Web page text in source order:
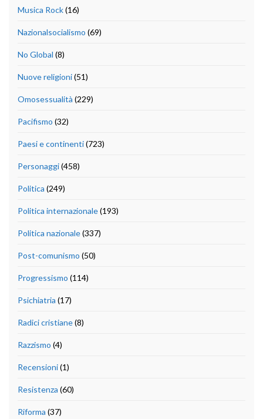
Musica Rock(16)
Nazionalsocialismo (69)
No Global (8)
Nuove religioni(51)
Omosessualità (229)
Pacifismo (32)
Paesi e continenti(723)
Personaggi(458)
Politica (249)
Politica internazionale(193)
Politica nazionale(337)
Post-comunismo (50)
Progressismo (114)
Psichiatria (17)
Radici cristiane(8)
Razzismo (4)
Recensioni(1)
Resistenza (60)
Riforma (37)